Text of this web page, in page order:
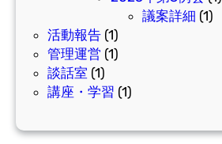
議案詳細 (1)
活動報告 (1)
管理運営 (1)
談話室 (1)
講座・学習 (1)